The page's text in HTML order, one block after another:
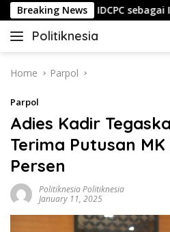
Skip
to
content
Breaking NewsIDCPC sebagai
Politiknesia
Politiknesia.com
Home Parpol
Parpol
Adies Kadir
Terima Putusan
Persen
Politiknesia Politiknesia
January 11, 2025